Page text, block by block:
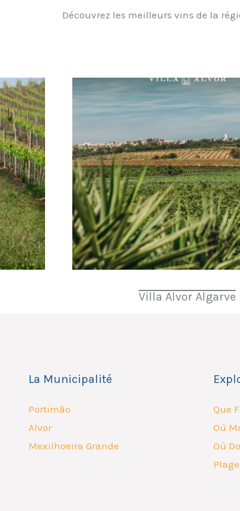
Découvrez les meilleurs vins de la
Villa Alvor Algarve
La Municipalité
Portimão
Alvor
Mexilhoeira Grande
Que
Où
Où